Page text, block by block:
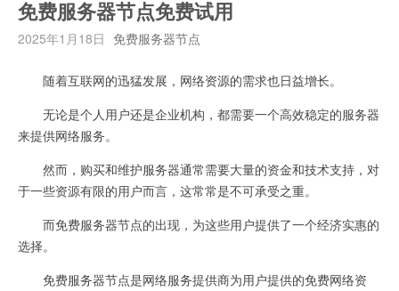
免费服务器节点免费试用
2025年1月18日 免费服务器节点
随着互联网的迅猛发展，网络资源的需求也日益增长。
无论是个人用户还是企业机构，都需要一个高效稳定的服务器
来提供网络服务。
然而，购买和维护服务器通常需要大量的资金和技术支持，对
于一些资源有限的用户而言，这常常是不可承受之重。
而免费服务器节点的出现，为这些用户提供了一个经济实惠的
选择。
免费服务器节点是网络服务提供商为用户提供的免费网络资